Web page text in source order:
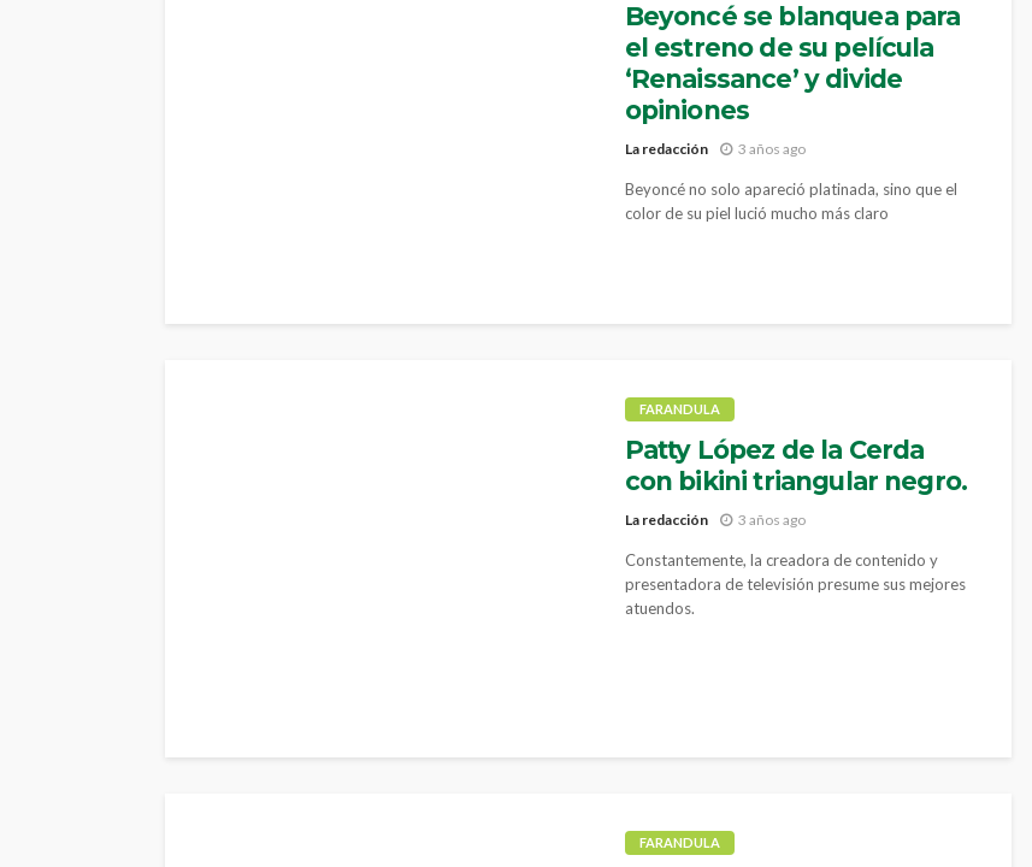
Beyoncé se blanquea para
el estreno de su película
‘Renaissance’ y divide
opiniones
La redacción 3 años ago
Beyoncé no solo apareció platinada, sino que el
color de su piel lució mucho más claro
FARANDULA
Patty López de la Cerda
con bikini triangular negro.
La redacción 3 años ago
Constantemente, la creadora de contenido y
presentadora de televisión presume sus mejores
atuendos.
FARANDULA